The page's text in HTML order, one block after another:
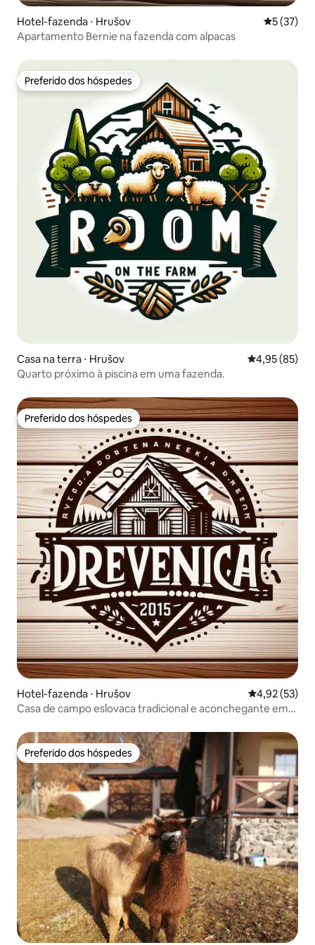
Hotel-fazenda ⋅ Hrušov 5 de uma
5 (37)
Apartamento Bernie na fazenda com alpacas
Preferido dos hóspedes
Preferido dos hóspedes
Casa na terra ⋅ Hrušov 4,95 de uma
4,95 (85)
Quarto próximo à piscina em uma fazenda.
Preferido dos hóspedes
Preferido dos hóspedes
Hotel-fazenda ⋅ Hrušov 4,92 de uma
4,92 (53)
Casa de campo eslovaca tradicional e aconchegante em
Preferido dos hóspedes
Preferido dos hóspedes